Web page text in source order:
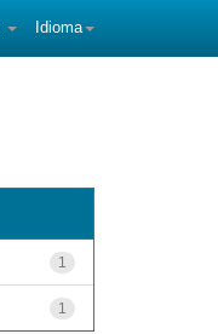
Idioma
1
1